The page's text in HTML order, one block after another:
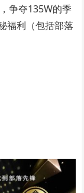
争夺135W的季
福利（包括部落